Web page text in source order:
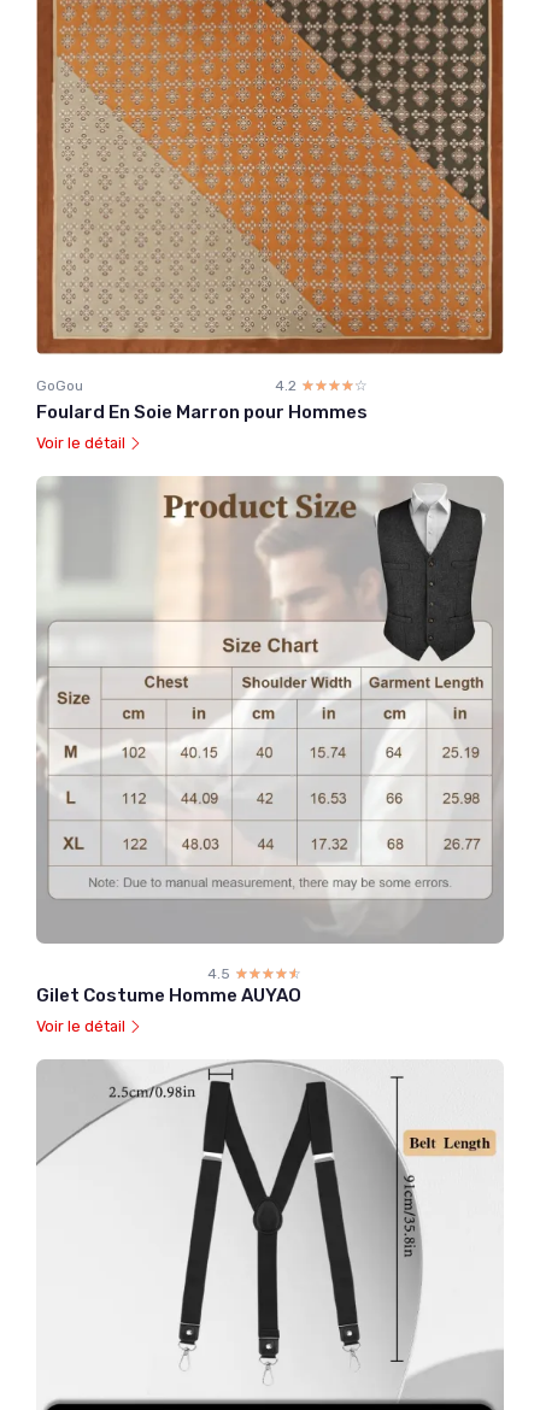
GoGou 4.2 ☆☆☆☆☆
★★★★★
Foulard En Soie Marron pour Hommes
Voir le détail
4.5 ☆☆☆☆☆
★★★★★
Gilet Costume Homme AUYAO
Voir le détail